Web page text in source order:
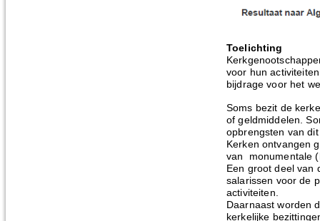
Toelichting
voor hun
bijdrage voor het
Soms bezit de
of geldmiddelen.
opbrengsten van
Kerken ontvangen
van monumentale
Een groot deel van
salarissen voor de
activiteiten.
Daarnaast worden
kerkelijke